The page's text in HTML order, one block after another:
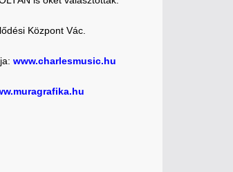
Központ Vác.
www.charlesmusic.hu